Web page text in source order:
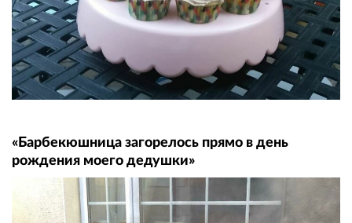
«Барбекюшница загорелось прямо в день
рождения моего дедушки»